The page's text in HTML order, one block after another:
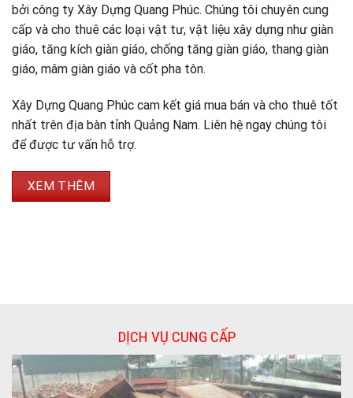
bởi công ty Xây Dựng Quang Phúc. Chúng tôi chuyên cung
cấp và cho thuê các loại vật tư, vật liệu xây dựng như giàn
giáo, tăng kích giàn giáo, chống tăng giàn giáo, thang giàn
giáo, mâm giàn giáo và cốt pha tôn.
Xây Dựng Quang Phúc cam kết giá mua bán và cho thuê tốt
nhất trên địa bàn tỉnh Quảng Nam. Liên hệ ngay chúng tôi
để được tư vấn hỗ trợ.
XEM THÊM
DỊCH VỤ CUNG CẤP